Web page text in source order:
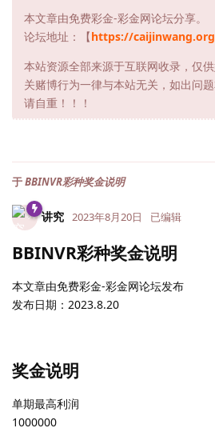
本文章由免费彩金-彩金网论坛分享。
论坛地址：【https://caijinwang.org
本站资源全部来源于互联网收录，仅
关赌博行为一律与本站无关，如出问
请自重！！！
于BBINVR彩种奖金说明
讲究 2023年8月20日 已编辑
BBINVR彩种奖金说明
本文章由免费彩金-彩金网论坛发布
发布日期：2023.8.20
奖金说明
单期最高利润
1000000